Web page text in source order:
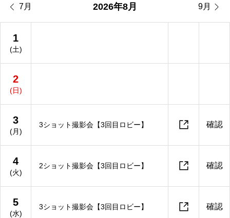
 7月 2026年8月 9月 
1
(土)
2
(日)
3
(月)
3ショット撮影会【3回目ロビー】  確認
4
(火)
2ショット撮影会【3回目ロビー】  確認
5
(水)
3ショット撮影会【3回目ロビー】  確認